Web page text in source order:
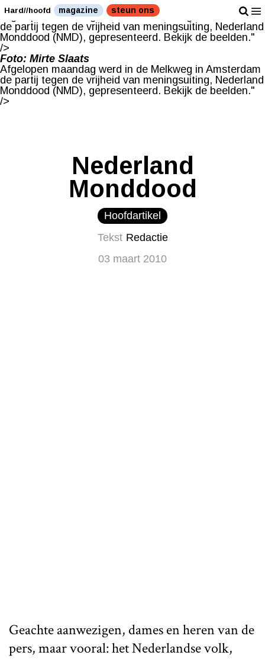
Foto: Mirte Slaats
Afgelopen maandag werd in de Melkweg in Amsterdam
de partij tegen de vrijheid van meningsuiting, Nederland
Monddood (NMD), gepresenteerd. Bekijk de beelden."
/>
Foto: Mirte Slaats
Afgelopen maandag werd in de Melkweg in Amsterdam
de partij tegen de vrijheid van meningsuiting, Nederland
Monddood (NMD), gepresenteerd. Bekijk de beelden."
/>
Hard//hoofd magazine steun ons
Nederland
Monddood
Hoofdartikel
Tekst Redactie
03 maart 2010
Geachte aanwezigen, dames en heren van de
pers, maar vooral: het Nederlandse volk,